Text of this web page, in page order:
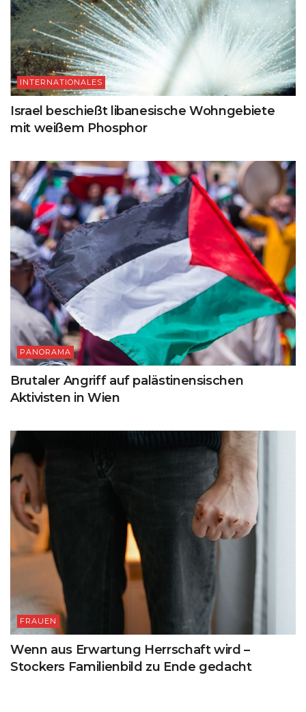
INTERNATIONALES
Israel beschießt libanesische Wohngebiete
mit weißem Phosphor
PANORAMA
Brutaler Angriff auf palästinensischen
Aktivisten in Wien
FRAUEN
Wenn aus Erwartung Herrschaft wird –
Stockers Familienbild zu Ende gedacht